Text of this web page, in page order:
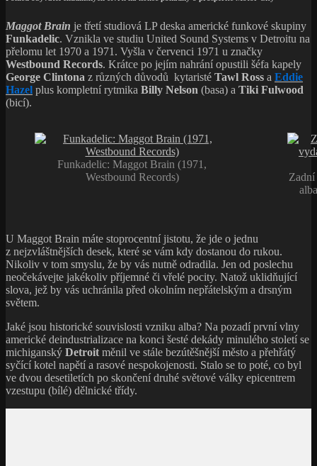
Maggot Brain je třetí studiová LP deska americké funkové skupiny
Funkadelic. Vznikla ve studiu United Sound Systems v Detroitu na
přelomu let 1970 a 1971. Vyšla v červenci 1971 u značky
Westbound Records. Krátce po jejím nahrání opustili šéfa kapely
George Clintona z různých důvodů kytaristé Tawl Ross a Eddie
Hazel plus kompletní rytmika Billy Nelson (basa) a Tiki Fulwood
(bicí).
Funkadelic: Maggot Brain (1971,
Westbound Records)
U Maggot Brain máte stoprocentní jistotu, že jde o jednu
z nejzvláštnějších desek, které se vám kdy dostanou do rukou.
Nikoliv v tom smyslu, že by vás nutně odradila. Jen od poslechu
neočekávejte jakékoliv příjemné či vřelé pocity. Natož uklidňující
slova, jež by vás uchránila před okolním nepřátelským a drsným
světem.
Jaké jsou historické souvislosti vzniku alba? Na pozadí první vlny
americké deindustrializace na konci šesté dekády minulého století se
michiganský Detroit měnil ve stále bezútěšnější město a přehřátý
syčící kotel napětí a rasové nespokojenosti. Stalo se to poté, co byl
ve dvou desetiletích po skončení druhé světové války epicentrem
vzestupu (bílé) dělnické třídy.